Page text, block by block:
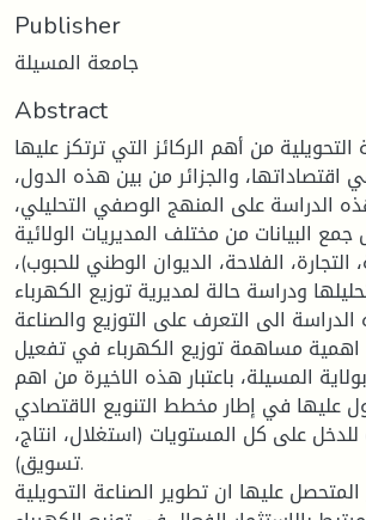
Publisher
جامعة المسيلة
Abstract
من أهم الركائز التي ترتكز عليها
اقتصاداتها، والجزائر من بين هذه الدول،
الدراسة على المنهج الوصفي التحليلي،
البيانات من مختلف المديريات الولائية
التجارة، الفلاحة، الديوان الوطني للحبوب)،
ودراسة حالة لمديرية توزيع الكهرباء.
الى التعرف على التوزيع والصناعة
اهمية مساهمة توزيع الكهرباء في تفعيل
المسيلة، باعتبار هذه الاخيرة من اهم
عليها في إطار مخطط التنويع الاقتصادي
للدخل على كل المستويات (استغلال، انتاج،
تسويق).
عليها ان تطوير الصناعة التحويلية